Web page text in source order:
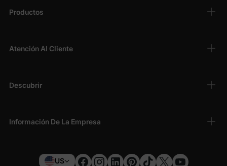
Productos
Atención Al Cliente
Descubrir
Información De La Empresa
US